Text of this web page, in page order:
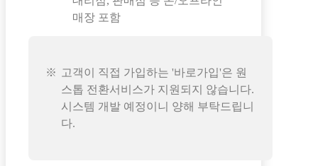
매장 포함
고객이 직접 가입하는 '바로가입'은 원
스톱 전환서비스가 지원되지 않습니다.
시스템 개발 예정이니 양해 부탁드립니
다.